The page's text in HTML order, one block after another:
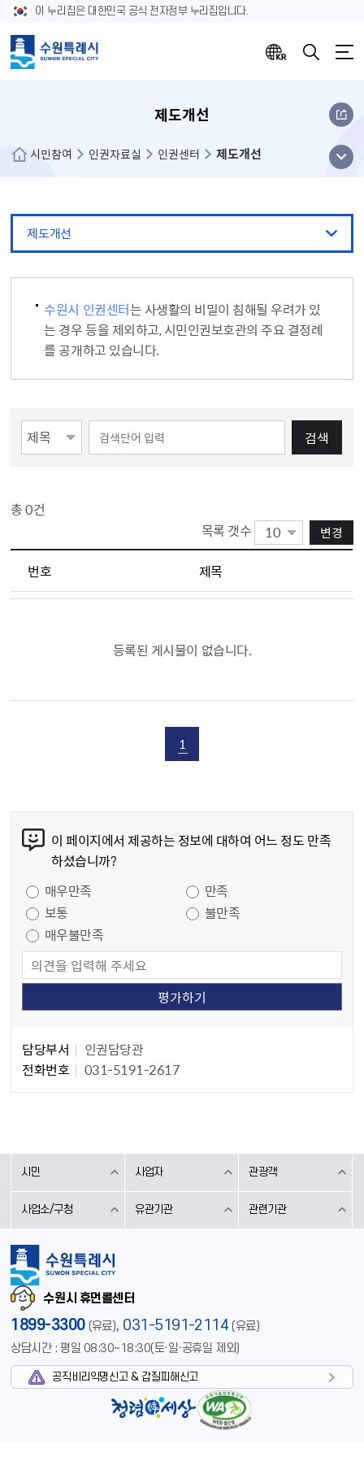
이 누리집은 대한민국 공식 전자정부 누리집입니다.
제도개선
시민참여 인권자료실 인권센터 제도개선
메뉴
열기
제도개선
수원시 인권센터는 사생활의 비밀이 침해될 우려가 있
는 경우 등을 제외하고, 시민인권보호관의 주요 결정례
를 공개하고 있습니다.
검색
총0건
목록 갯수
변경
번호 제목
등록된 게시물이 없습니다.
1
이 페이지에서 제공하는 정보에 대하여 어느 정도 만족
하셨습니까?
매우만족
만족
보통
불만족
매우불만족
담당부서
인권담당관
전화번호
031-5191-2617
시민 사업자 관광객
사업소/구청 유관기관 관련기관
수원시 휴먼콜센터
1899-3300 (유료), 031-5191-2114 (유료)
상담시간 : 평일 08:30~18:30(토·일·공휴일 제외)
공직비리익명신고 & 갑질피해신고